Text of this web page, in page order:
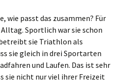
wie passt das zusammen? Für
Sportlich war sie schon
sie Triathlon als
sie gleich in drei Sportarten
und Laufen. Das ist sehr
sie nicht nur viel ihrer Freizeit